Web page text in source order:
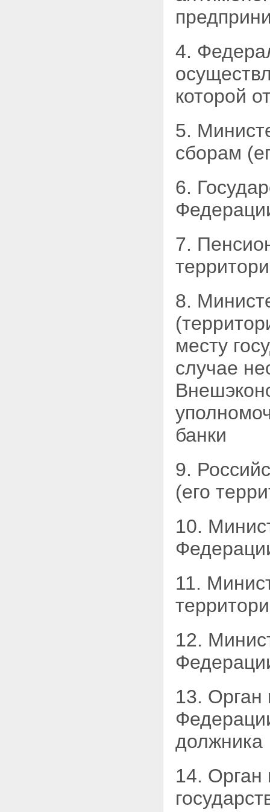
4.
которой
5.
сборам
6.
7.
8.
месту
случае
банки
9.
(его
10.
11.
12.
13. Орган
должника
14. Орган